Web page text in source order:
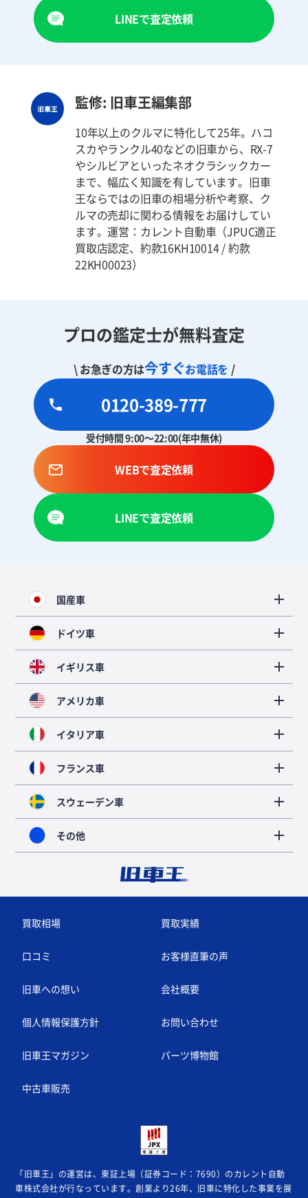
LINEで査定依頼
監修: 旧車王編集部
10年以上のクルマに特化して25年。ハコ
スカやランクル40などの旧車から、RX-7
やシルビアといったネオクラシックカー
まで、幅広く知識を有しています。旧車
王ならではの旧車の相場分析や考察、ク
ルマの売却に関わる情報をお届けしてい
ます。運営：カレント自動車（JPUC適正
買取店認定、約款16KH10014 / 約款
22KH00023）
プロの鑑定士が無料査定
\ お急ぎの方は今すぐお電話を /
0120-389-777
受付時間 9:00～22:00(年中無休)
WEBで査定依頼
LINEで査定依頼
国産車
ドイツ車
イギリス車
アメリカ車
イタリア車
フランス車
スウェーデン車
その他
買取相場 買取実績
口コミ お客様直筆の声
旧車への想い 会社概要
個人情報保護方針 お問い合わせ
旧車王マガジン パーツ博物館
中古車販売
「旧車王」の運営は、東証上場（証券コード：7690）のカレント自動
車株式会社が行なっています。創業より26年、旧車に特化した事業を展